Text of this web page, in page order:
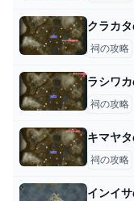
クラカ
祠の攻略
ラシワ
祠の攻略
キマヤ
祠の攻略